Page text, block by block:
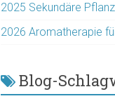
2025 Sekundäre
2026 Aromatherapie
Blog-